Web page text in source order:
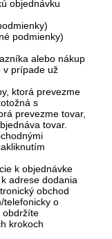
objednávku
podmienky)
alebo nákup
v prípade už
ktorá prevezme
s
prevezme tovar,
tovar.
k objednávke
adrese dodania
obchod
telefonicky o
obdržíte
krokoch